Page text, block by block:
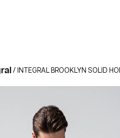
/ INTEGRAL BROOKLYN SOLID